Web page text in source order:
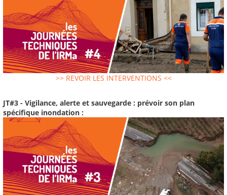
>> REVOIR LES INTERVENTIONS <<
JT#3 - Vigilance, alerte et sauvegarde : prévoir son plan
spécifique inondation :